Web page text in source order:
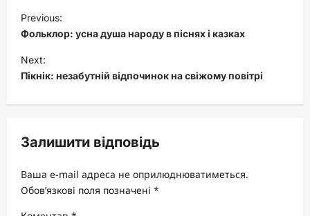
P
o
s
t
v
g
Previous:
Фольклор: усна душа народу в піснях і казках
Next:
Пікнік: незабутній відпочинок на свіжому повітрі
Залишити відповідь
Ваша e-mail адреса не оприлюднюватиметься.
Обов’язкові поля позначені *